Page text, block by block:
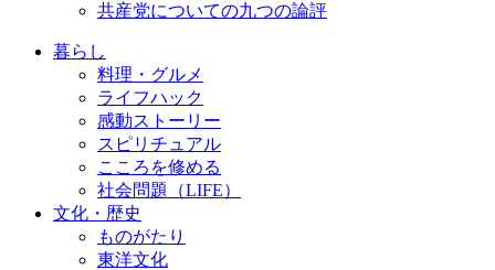
共産党についての九つの論評
暮らし
料理・グルメ
ライフハック
感動ストーリー
スピリチュアル
こころを修める
社会問題（LIFE）
文化・歴史
ものがたり
東洋文化